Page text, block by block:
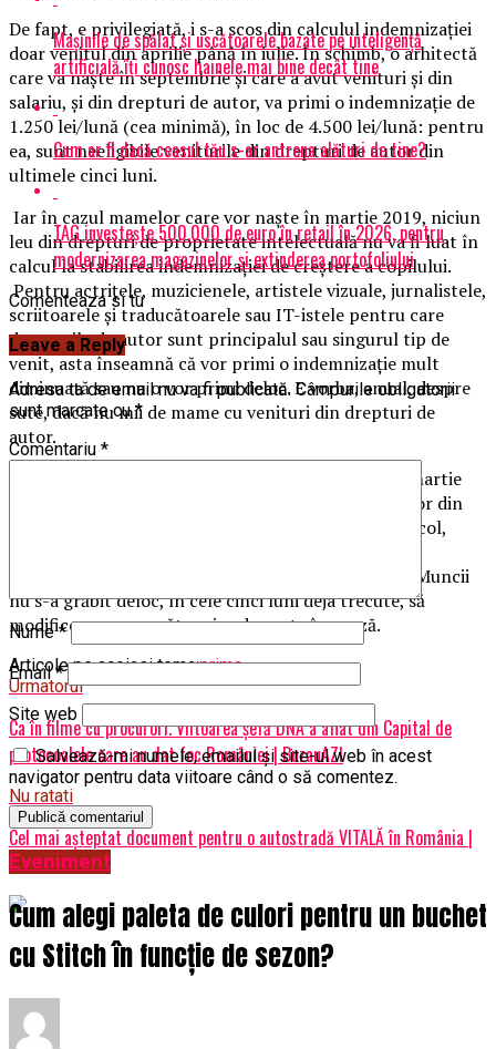
De fapt, e privilegiată, i s-a scos din calculul indemnizaţiei
doar venitul din aprilie până în iulie. În schimb, o arhitectă
care va naşte în septembrie şi care a avut venituri şi din
salariu, şi din drepturi de autor, va primi o indemnizaţie de
1.250 lei/lună (cea minimă), în loc de 4.500 lei/lună: pentru
ea, sunt neeligibile veniturile din drepturi de autor din
ultimele cinci luni.
Iar în cazul mamelor care vor naşte în martie 2019, niciun
leu din drepturi de proprietate intelectuală nu va fi luat în
calcul la stabilirea indemnizaţiei de creştere a copilului.
Pentru actriţele, muzicienele, artistele vizuale, jurnalistele,
scriitoarele şi traducătoarele sau IT-istele pentru care
drepturile de autor sunt principalul sau singurul tip de
venit, asta înseamnă că vor primi o indemnizaţie mult
diminuată sau nu o vor primi deloc. E vorba, anual, despre
sute, dacă nu mii de mame cu venituri din drepturi de
autor.
Se va întâmpla astfel pentru că o modificare, din martie
2018, a Codului Fiscal a schimbat definiţia veniturilor din
activităţi independente prevăzută la un anume articol,
indemnizaţia de creştere a copilului, iar Ministerul Muncii
nu s-a grăbit deloc, în cele cinci luni deja trecute, să
modifice corespunzător şi ordonanţa în cauză.
Articole pe aceiasi tema:prima
Urmatorul
Ca în filme cu procurori. Viitoarea șefă DNA a aflat din Capital de
protocoalele care au dat foc României | BuzauAZI
Nu ratati
Cel mai așteptat document pentru o autostradă VITALĂ în România |
BuzauAZI
Mașinile de spălat și uscătoarele bazate pe inteligență
artificială îți cunosc hainele mai bine decât tine
Cum ar fi dacă ceasul tău s-ar antrena alături de tine?
TAG investește 500.000 de euro în retail în 2026, pentru
modernizarea magazinelor și extinderea portofoliului
Comenteaza si tu
Leave a Reply
Adresa ta de email nu va fi publicată. Câmpurile obligatorii
sunt marcate cu*
Comentariu *
Nume*
Email*
Site web
Salvează-mi numele, emailul și site-ul web în acest
navigator pentru data viitoare când o să comentez.
Eveniment
Cum alegi paleta de culori pentru un buchet
cu Stitch în funcție de sezon?